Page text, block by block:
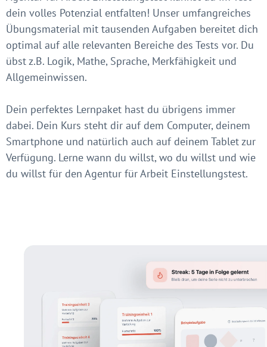
dein volles Potenzial entfalten! Unser umfangreiches
Übungsmaterial mit tausenden Aufgaben bereitet dich
optimal auf alle relevanten Bereiche des Tests vor. Du
übst z.B. Logik, Mathe, Sprache, Merkfähigkeit und
Allgemeinwissen.
Dein perfektes Lernpaket hast du übrigens immer
dabei. Dein Kurs steht dir auf dem Computer, deinem
Smartphone und natürlich auch auf deinem Tablet zur
Verfügung. Lerne wann du willst, wo du willst und wie
du willst für den Agentur für Arbeit Einstellungstest.